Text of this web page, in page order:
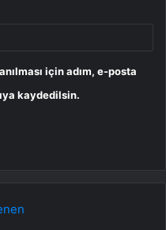
için adım, e-posta
kaydedilsin.